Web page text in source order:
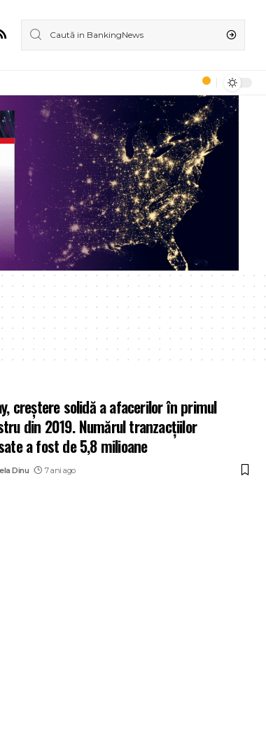
creștere solidă a afacerilor în primul
din 2019. Numărul tranzacțiilor
a fost de 5,8 milioane
Dinu 7 ani ago